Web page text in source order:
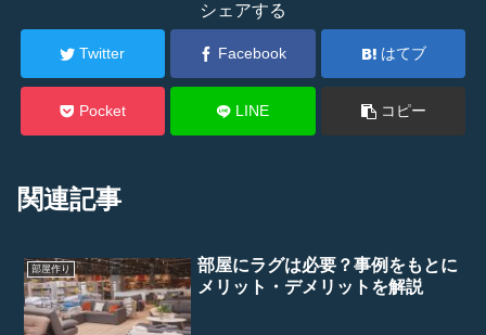
シェアする
Twitter Facebook はてブ
Pocket LINE コピー
関連記事
部屋作り
部屋にラグは必要？事例をもとに
メリット・デメリットを解説